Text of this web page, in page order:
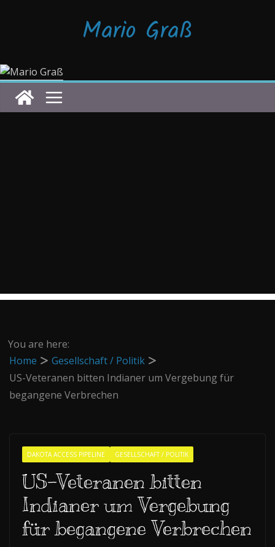
Mario Graß
You are here:
Home
Gesellschaft / Politik
US-Veteranen bitten Indianer um Vergebung für
begangene Verbrechen
DAKOTA ACCESS PIPELINE GESELLSCHAFT / POLITIK
US-Veteranen bitten
Indianer um Vergebung
für begangene Verbrechen